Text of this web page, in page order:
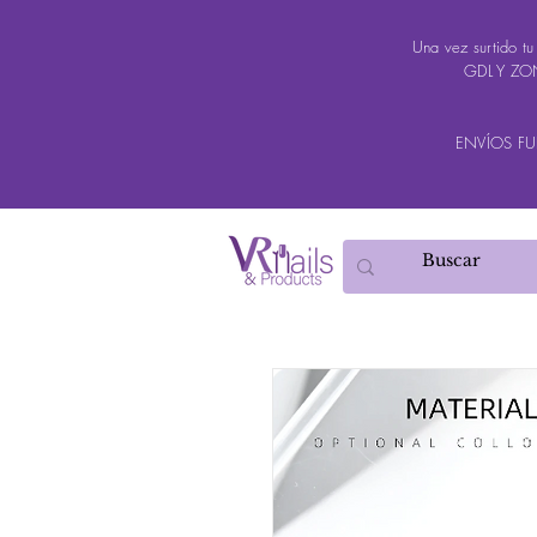
Una vez surtido
GDL Y
ENVÍOS